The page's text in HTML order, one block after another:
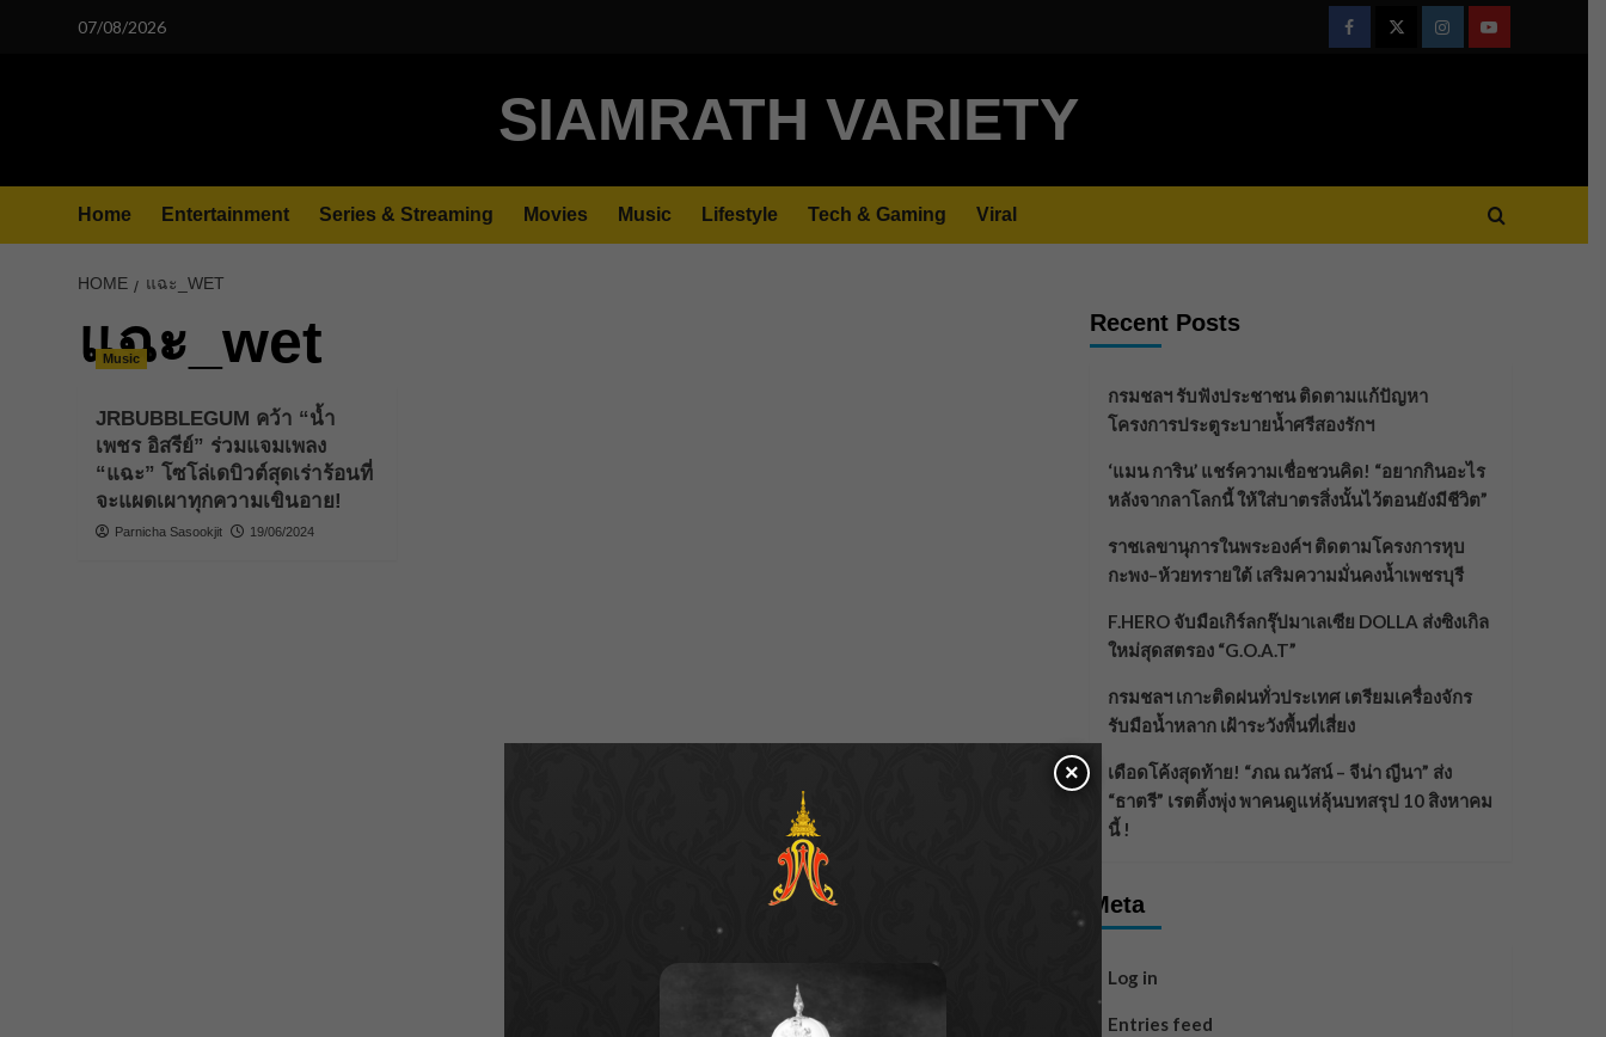
07/08/2026
FacebookTwitterInstagramYoutube
SIAMRATH VARIETY
Home Entertainment Series & Streaming Movies Music Lifestyle Tech & Gaming Viral
HOME แฉะ_WET
แฉะ_wet
Music
JRBUBBLEGUM คว้า “น้ำ
เพชร อิสรีย์” ร่วมแจมเพลง
“แฉะ” โซโล่เดบิวต์สุดเร่าร้อนที่
จะแผดเผาทุกความเขินอาย!
Parnicha Sasookjit 19/06/2024
Recent Posts
กรมชลฯ รับฟังประชาชน ติดตามแก้ปัญหา
โครงการประตูระบายน้ำศรีสองรักฯ
‘แมน การิน’ แชร์ความเชื่อชวนคิด! “อยากกินอะไร
หลังจากลาโลกนี้ ให้ใส่บาตรสิ่งนั้นไว้ตอนยังมีชีวิต”
ราชเลขานุการในพระองค์ฯ ติดตามโครงการหุบ
กะพง–ห้วยทรายใต้ เสริมความมั่นคงน้ำเพชรบุรี
F.HERO จับมือเกิร์ลกรุ๊ปมาเลเซีย DOLLA ส่งซิงเกิล
ใหม่สุดสตรอง “G.O.A.T”
กรมชลฯ เกาะติดฝนทั่วประเทศ เตรียมเครื่องจักร
รับมือน้ำหลาก เฝ้าระวังพื้นที่เสี่ยง
เดือดโค้งสุดท้าย! “ภณ ณวัสน์ – จีน่า ญีนา” ส่ง
“ธาตรี” เรตติ้งพุ่ง พาคนดูแห่ลุ้นบทสรุป 10 สิงหาคม
นี้ !
Meta
Log in
Entries feed
×